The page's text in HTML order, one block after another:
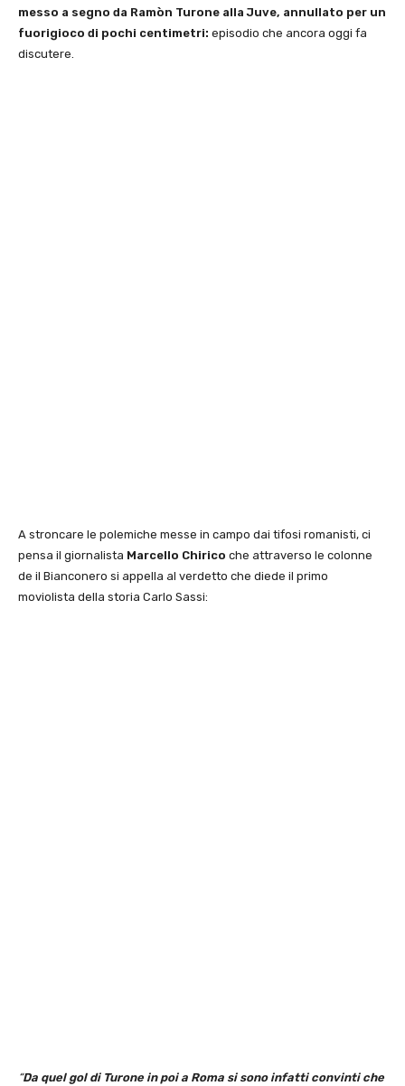
messo a segno da Ramòn Turone alla Juve, annullato per un
fuorigioco di pochi centimetri: episodio che ancora oggi fa
discutere.
A stroncare le polemiche messe in campo dai tifosi romanisti, ci
pensa il giornalista Marcello Chirico che attraverso le colonne
de il Bianconero si appella al verdetto che diede il primo
moviolista della storia Carlo Sassi:
“Da quel gol di Turone in poi a Roma si sono infatti convinti che